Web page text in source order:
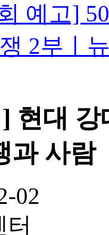
예고]
2부ㅣ
현대
과 사람
02